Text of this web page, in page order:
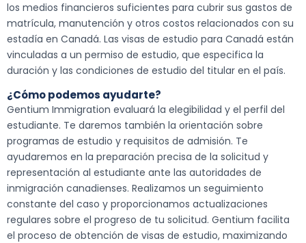
los medios financieros suficientes para cubrir sus gastos de
matrícula, manutención y otros costos relacionados con su
estadía en Canadá. Las visas de estudio para Canadá están
vinculadas a un permiso de estudio, que especifica la
duración y las condiciones de estudio del titular en el país.
¿Cómo podemos ayudarte?
Gentium Immigration evaluará la elegibilidad y el perfil del
estudiante. Te daremos también la orientación sobre
programas de estudio y requisitos de admisión. Te
ayudaremos en la preparación precisa de la solicitud y
representación al estudiante ante las autoridades de
inmigración canadienses. Realizamos un seguimiento
constante del caso y proporcionamos actualizaciones
regulares sobre el progreso de tu solicitud. Gentium facilita
el proceso de obtención de visas de estudio, maximizando